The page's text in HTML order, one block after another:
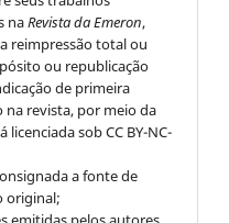
naRevista da Emeron,
reimpressão total ou
ou republicação
de primeira
na revista, por meio da
licenciada sob CC BY-NC-
a fonte de
original;